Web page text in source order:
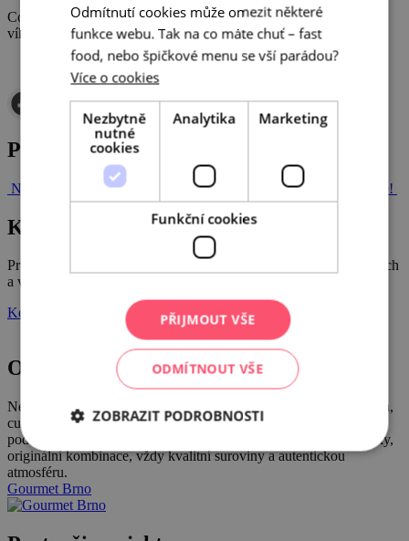
Co by to bylo za slavnosti bez kuchařských show? I ty doplní
víkendovýprogram.🙂
Post navigation
Na grilovačku do pivovaru! (Nejen) do vinařství Válka po Svratce!
Katalog Gourmet
Průvodce po úžasných restauracích, bistrech, kavárnách, vinařstvích
a vinotékách, pivnicích a pivovarech jižní Moravy!
Ke stažení
Ochutnejte Brno
Nechte se provést po nejlepších brněnských restauracích a bistrech,
cukrárnách, kavárnách, vinárnách, pivnicích, barech a nových
podnicích v kategorii S sebou. Zaručujeme skvělé chuťové zážitky,
originální kombinace, vždy kvalitní suroviny a autentickou
atmosféru.
Gourmet Brno
Odmítnutí cookies může omezit některé
funkce webu. Tak na co máte chuť – fast
food, nebo špičkové menu se vší parádou?
Více o cookies
Nezbytně
nutné
cookies
Analytika Marketing
Funkční cookies
PŘIJMOUT VŠE
ODMÍTNOUT VŠE
ZOBRAZIT PODROBNOSTI